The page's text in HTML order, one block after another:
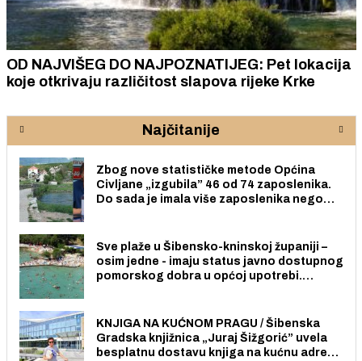
OD NAJVIŠEG DO NAJPOZNATIJEG: Pet lokacija
koje otkrivaju različitost slapova rijeke Krke
Najčitanije
Zbog nove statističke metode Općina
Civljane „izgubila” 46 od 74 zaposlenika.
Do sada je imala više zaposlenika nego
Sve plaže u Šibensko-kninskoj županiji –
osim jedne - imaju status javno dostupnog
pomorskog dobra u općoj upotrebi.
KNJIGA NA KUĆNOM PRAGU / Šibenska
Gradska knjižnica „Juraj Šižgorić” uvela
besplatnu dostavu knjiga na kućnu adresu